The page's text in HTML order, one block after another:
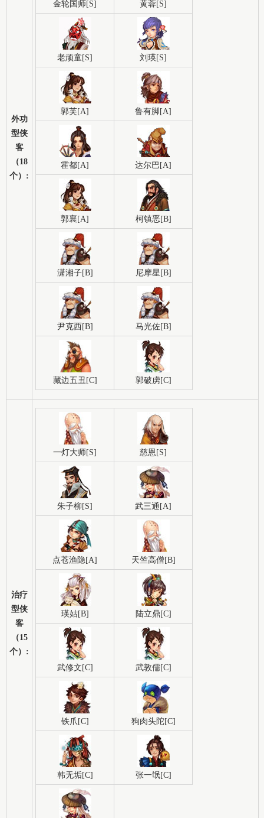
外功
型侠
客
（18
个）:
金轮国师[S] 黄蓉[S]
老顽童[S] 刘瑛[S]
郭芙[A] 鲁有脚[A]
霍都[A] 达尔巴[A]
郭襄[A] 柯镇恶[B]
潇湘子[B] 尼摩星[B]
尹克西[B] 马光佐[B]
藏边五丑[C] 郭破虏[C]
治疗
型侠
客
（15
个）:
一灯大师[S] 慈恩[S]
朱子柳[S] 武三通[A]
点苍渔隐[A] 天竺高僧[B]
瑛姑[B] 陆立鼎[C]
武修文[C] 武敦儒[C]
铁爪[C] 狗肉头陀[C]
韩无垢[C] 张一氓[C]